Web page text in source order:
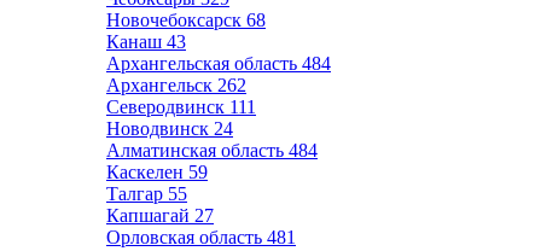
Новочебоксарск 68
Канаш 43
Архангельская область 484
Архангельск 262
Северодвинск 111
Новодвинск 24
Алматинская область 484
Каскелен 59
Талгар 55
Капшагай 27
Орловская область 481